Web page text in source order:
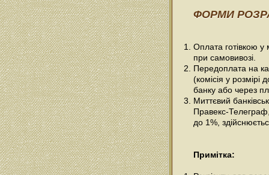
ФОРМИ
Оплата готівкою
при самовивозі.
Передоплата на
(комісія у розмірі
банку або через
Миттєвий
Правекс-Телеграф,
до 1%,
Примітка: